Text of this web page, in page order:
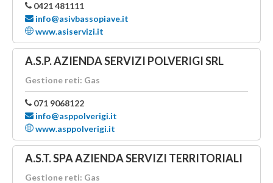
0421 481111
info@asivbassopiave.it
www.asiservizi.it
A.S.P. AZIENDA SERVIZI POLVERIGI SRL
Gestione reti: Gas
071 9068122
info@asppolverigi.it
www.asppolverigi.it
A.S.T. SPA AZIENDA SERVIZI TERRITORIALI
Gestione reti: Gas